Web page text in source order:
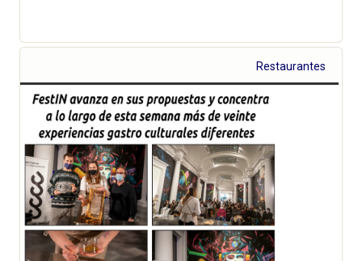
Restaurantes